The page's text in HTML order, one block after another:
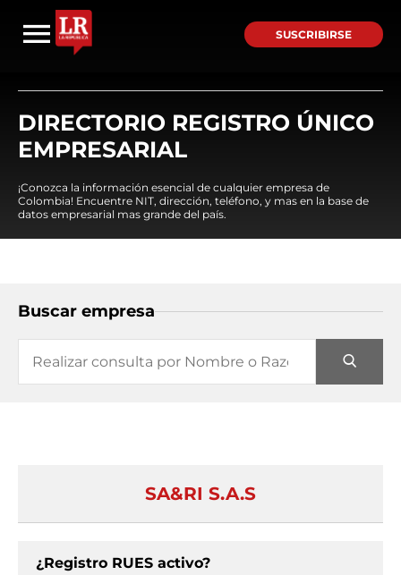
SUSCRIBIRSE
DIRECTORIO REGISTRO ÚNICO
EMPRESARIAL
¡Conozca la información esencial de cualquier empresa de
Colombia! Encuentre NIT, dirección, teléfono, y mas en la base de
datos empresarial mas grande del país.
Buscar empresa
SA&RI S.A.S
¿Registro RUES activo?